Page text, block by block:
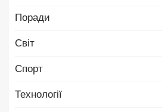
Поради
Світ
Спорт
Технології